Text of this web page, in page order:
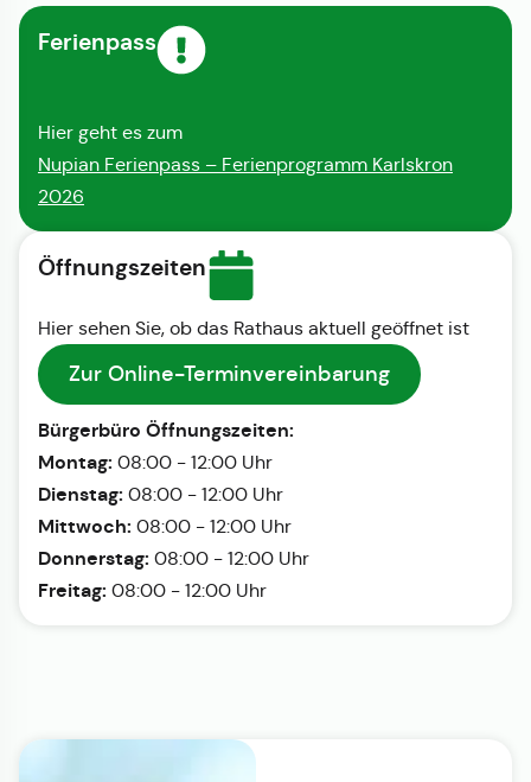
Ferienpass
Hier geht es zum
Nupian Ferienpass – Ferienprogramm Karlskron
2026
Öffnungszeiten
Hier sehen Sie, ob das Rathaus aktuell geöffnet ist
Zur Online-Terminvereinbarung
Bürgerbüro Öffnungszeiten:
Montag: 08:00 - 12:00 Uhr
Dienstag: 08:00 - 12:00 Uhr
Mittwoch: 08:00 - 12:00 Uhr
Donnerstag: 08:00 - 12:00 Uhr
Freitag: 08:00 - 12:00 Uhr